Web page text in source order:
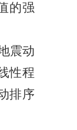
的强
震动
性程
排序